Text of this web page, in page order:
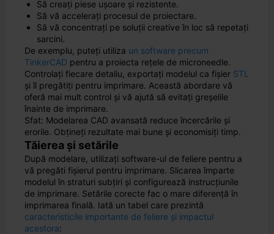
Să creați piese ușoare și rezistente.
Să vă accelerați procesul de proiectare.
Să vă concentrați pe soluții creative în loc să repetați
sarcini.
De exemplu, puteți utiliza un software precum
TinkerCAD pentru a proiecta rețele de microneedle.
Controlați fiecare detaliu, exportați modelul ca fișier STL
și îl pregătiți pentru imprimare. Această abordare vă
oferă mai mult control și vă ajută să evitați greșelile
înainte de imprimare.
Sfat: Modelarea CAD avansată reduce încercările și
erorile. Obțineți rezultate mai bune și economisiți timp.
Tăierea și setările
După modelare, utilizați software-ul de feliere pentru a
vă pregăti fișierul pentru imprimare. Slicarea împarte
modelul în straturi subțiri și configurează instrucțiunile
de imprimare. Setările corecte fac o mare diferență în
imprimarea finală. Iată un tabel care prezintă
caracteristicile importante de feliere și impactul
acestora: